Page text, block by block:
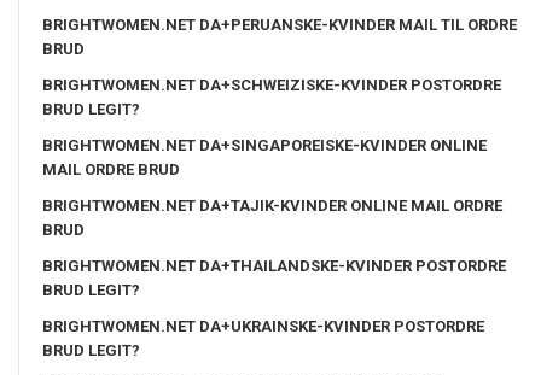
BRIGHTWOMEN.NET DA+PERUANSKE-KVINDER MAIL TIL ORDRE
BRUD
BRIGHTWOMEN.NET DA+SCHWEIZISKE-KVINDER POSTORDRE
BRUD LEGIT?
BRIGHTWOMEN.NET DA+SINGAPOREISKE-KVINDER ONLINE
MAIL ORDRE BRUD
BRIGHTWOMEN.NET DA+TAJIK-KVINDER ONLINE MAIL ORDRE
BRUD
BRIGHTWOMEN.NET DA+THAILANDSKE-KVINDER POSTORDRE
BRUD LEGIT?
BRIGHTWOMEN.NET DA+UKRAINSKE-KVINDER POSTORDRE
BRUD LEGIT?